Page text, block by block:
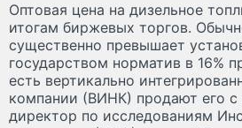
Оптовая цена на дизельное
итогам биржевых торгов.
существенно превышает
государством норматив в 16%
есть вертикально
компании (ВИНК) продают его с
директор по исследованиям